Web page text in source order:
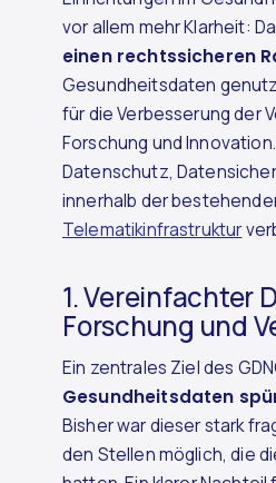
vor allem mehr Klarheit:
einen rechtssicheren
Gesundheitsdaten
für die Verbesserung der
Forschung und
Datenschutz,
innerhalb der
Telematikinfrastruktur
1. Vereinfachter
Forschung und
Ein zentrales Ziel des
Gesundheitsdaten
Bisher war dieser stark
den Stellen möglich, die